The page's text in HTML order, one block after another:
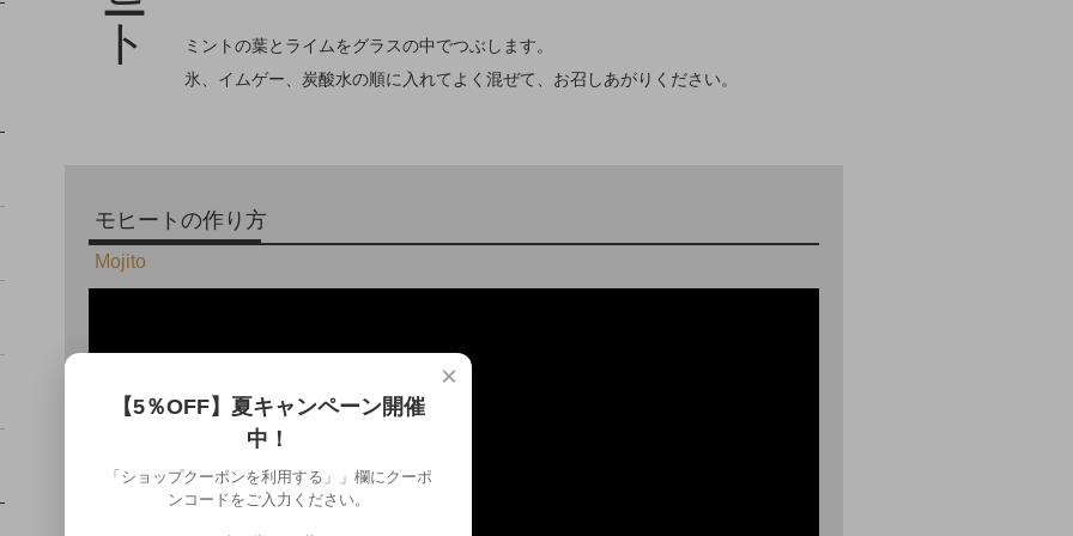
ミントの葉とライムをグラスの中でつぶします。
氷、イムゲー、炭酸水の順に入れてよく混ぜて、お召しあがりください。
モヒートの作り方
Mojito
×
【5％OFF】夏キャンペーン開催
中！
「ショップクーポンを利用する」」欄にクーポ
ンコードをご入力ください。